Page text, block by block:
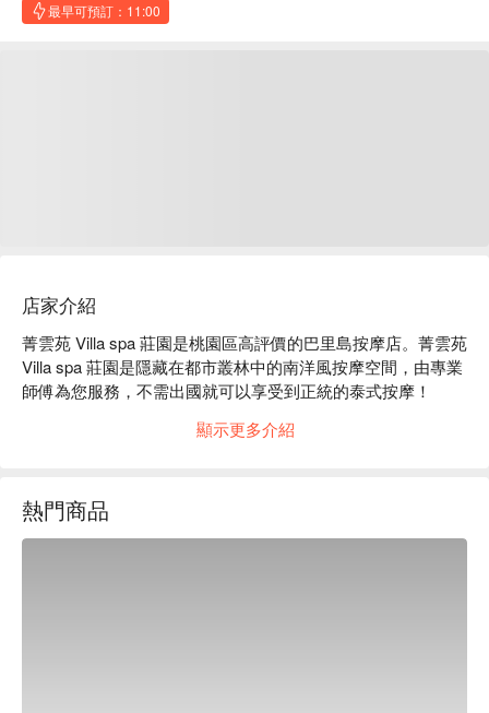
最早可預訂：11:00
店家介紹
菁雲苑 Villa spa 莊園是桃園區高評價的巴里島按摩店。菁雲苑
Villa spa 莊園是隱藏在都市叢林中的南洋風按摩空間，由專業
師傅為您服務，不需出國就可以享受到正統的泰式按摩！
菁雲苑 Villa spa 莊園推薦：提供專業指壓、油壓、身體去角質
菁雲苑 Villa spa 莊園預約、菁雲苑 Villa spa 莊園價格、菁雲
苑 Villa spa 莊園優惠立刻查看⬇︎
顯示更多介紹
熱門商品